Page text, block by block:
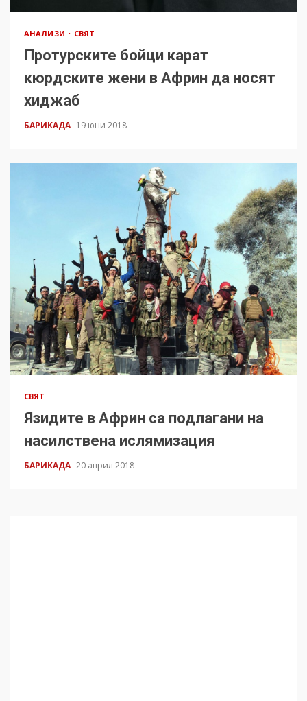
АНАЛИЗИ СВЯТ
Протурските бойци карат
кюрдските жени в Африн да носят
хиджаб
БАРИКАДА 19 юни 2018
СВЯТ
Язидите в Африн са подлагани на
насилствена ислямизация
БАРИКАДА 20 април 2018